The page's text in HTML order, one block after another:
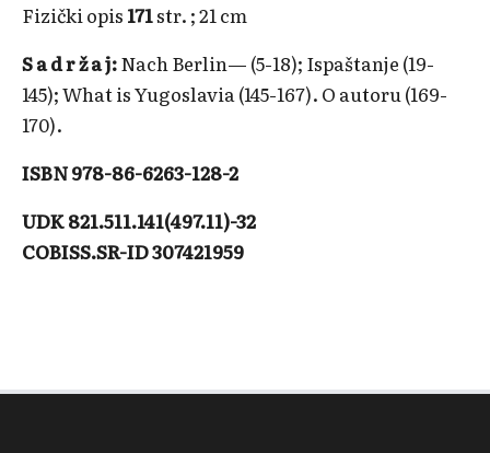
Fizički opis 171str. ; 21 cm
S a d r ž a j:Nach Berlin— (5-18); Ispaštanje (19-
145); What is Yugoslavia (145-167). O autoru (169-
170).
ISBN 978-86-6263-128-2
UDK 821.511.141(497.11)-32
COBISS.SR-ID 307421959